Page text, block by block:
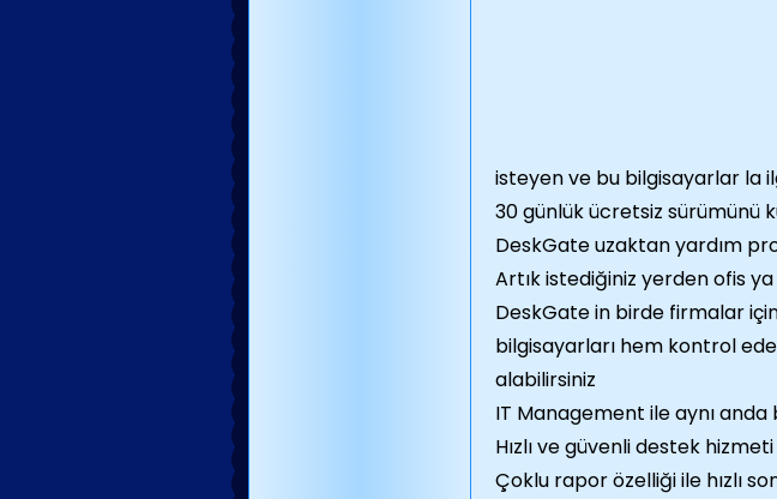
isteyen ve bu bilgisayarlar la
30 günlük ücretsiz sürümünü
DeskGate uzaktan yardım
Artık istediğiniz yerden ofis
DeskGate in birde firmalar
bilgisayarları hem kontrol
alabilirsiniz
IT Management ile aynı
Hızlı ve güvenli destek hizmeti
Çoklu rapor özelliği ile hızlı